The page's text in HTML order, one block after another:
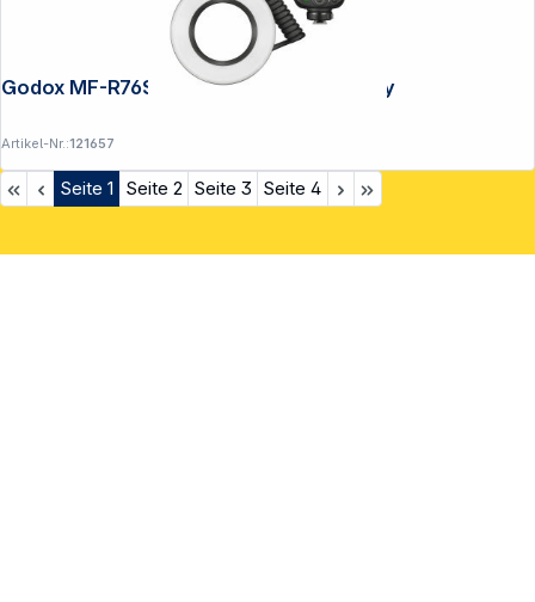
Godox MF-R76S Macro Ringblitz für Sony
Artikel-Nr.:121657
Seite 1 Seite 2 Seite 3 Seite 4